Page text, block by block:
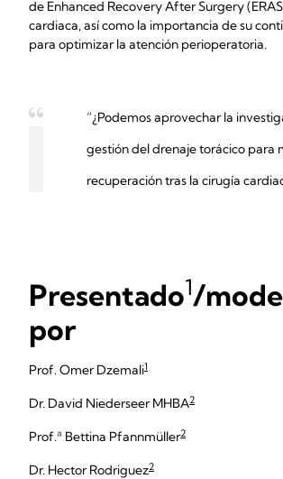
de Enhanced Recovery After Surgery
cardiaca, así como la importancia de su
para optimizar la atención perioperatoria.
“¿Podemos aprovechar la
gestión del drenaje torácico para
recuperación tras la cirugía
Presentado1/
por
Prof. Omer Dzemali1
Dr. David Niederseer MHBA2
Prof.ª Bettina Pfannmüller2
Dr. Hector Rodriguez2